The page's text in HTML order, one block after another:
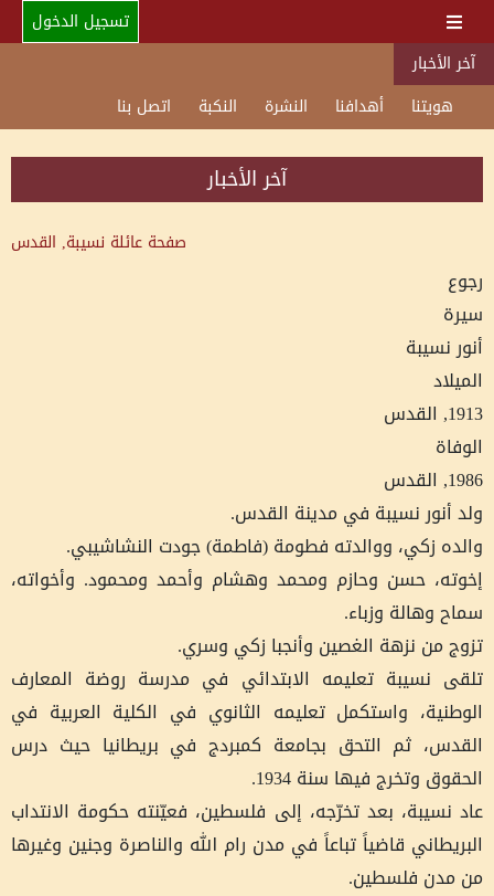
تسجيل الدخول
آخر الأخبار
هويتنا
أهدافنا النشرة النكبة اتصل بنا
آخر الأخبار
صفحة عائلة نسيبة, القدس
رجوع
سيرة
أنور نسيبة
الميلاد
1913, القدس
الوفاة
1986, القدس
ولد أنور نسيبة في مدينة القدس.
والده زكي، ووالدته فطومة (فاطمة) جودت النشاشيبي.
إخوته، حسن وحازم ومحمد وهشام وأحمد ومحمود. وأخواته،
سماح وهالة وزباء.
تزوج من نزهة الغصين وأنجبا زكي وسري.
تلقى نسيبة تعليمه الابتدائي في مدرسة روضة المعارف
الوطنية، واستكمل تعليمه الثانوي في الكلية العربية في
القدس، ثم التحق بجامعة كمبردج في بريطانيا حيث درس
الحقوق وتخرج فيها سنة 1934.
عاد نسيبة، بعد تخرّجه، إلى فلسطين، فعيّنته حكومة الانتداب
البريطاني قاضياً تباعاً في مدن رام الله والناصرة وجنين وغيرها
من مدن فلسطين.